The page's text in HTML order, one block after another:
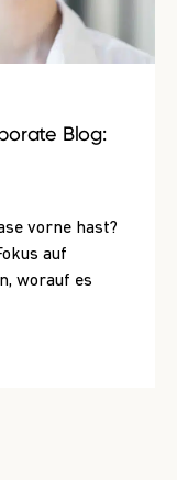
Blog:
vorne hast?
auf
worauf es